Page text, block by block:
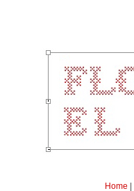
Home |